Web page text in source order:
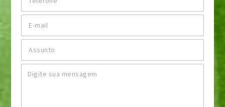
l
o
e
E
m
l
A
s
M